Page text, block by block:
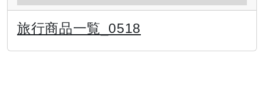
旅行商品一覧_0518